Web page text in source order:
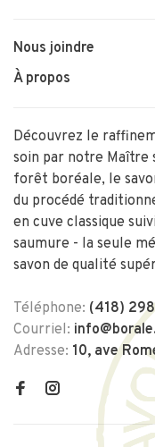
Nous joindre
À propos
Découvrez le
soin par notre Maître
forêt boréale, le
du procédé
en cuve classique
saumure - la seule
savon de qualité
Téléphone: (418)
Courriel:
Adresse: 10, ave